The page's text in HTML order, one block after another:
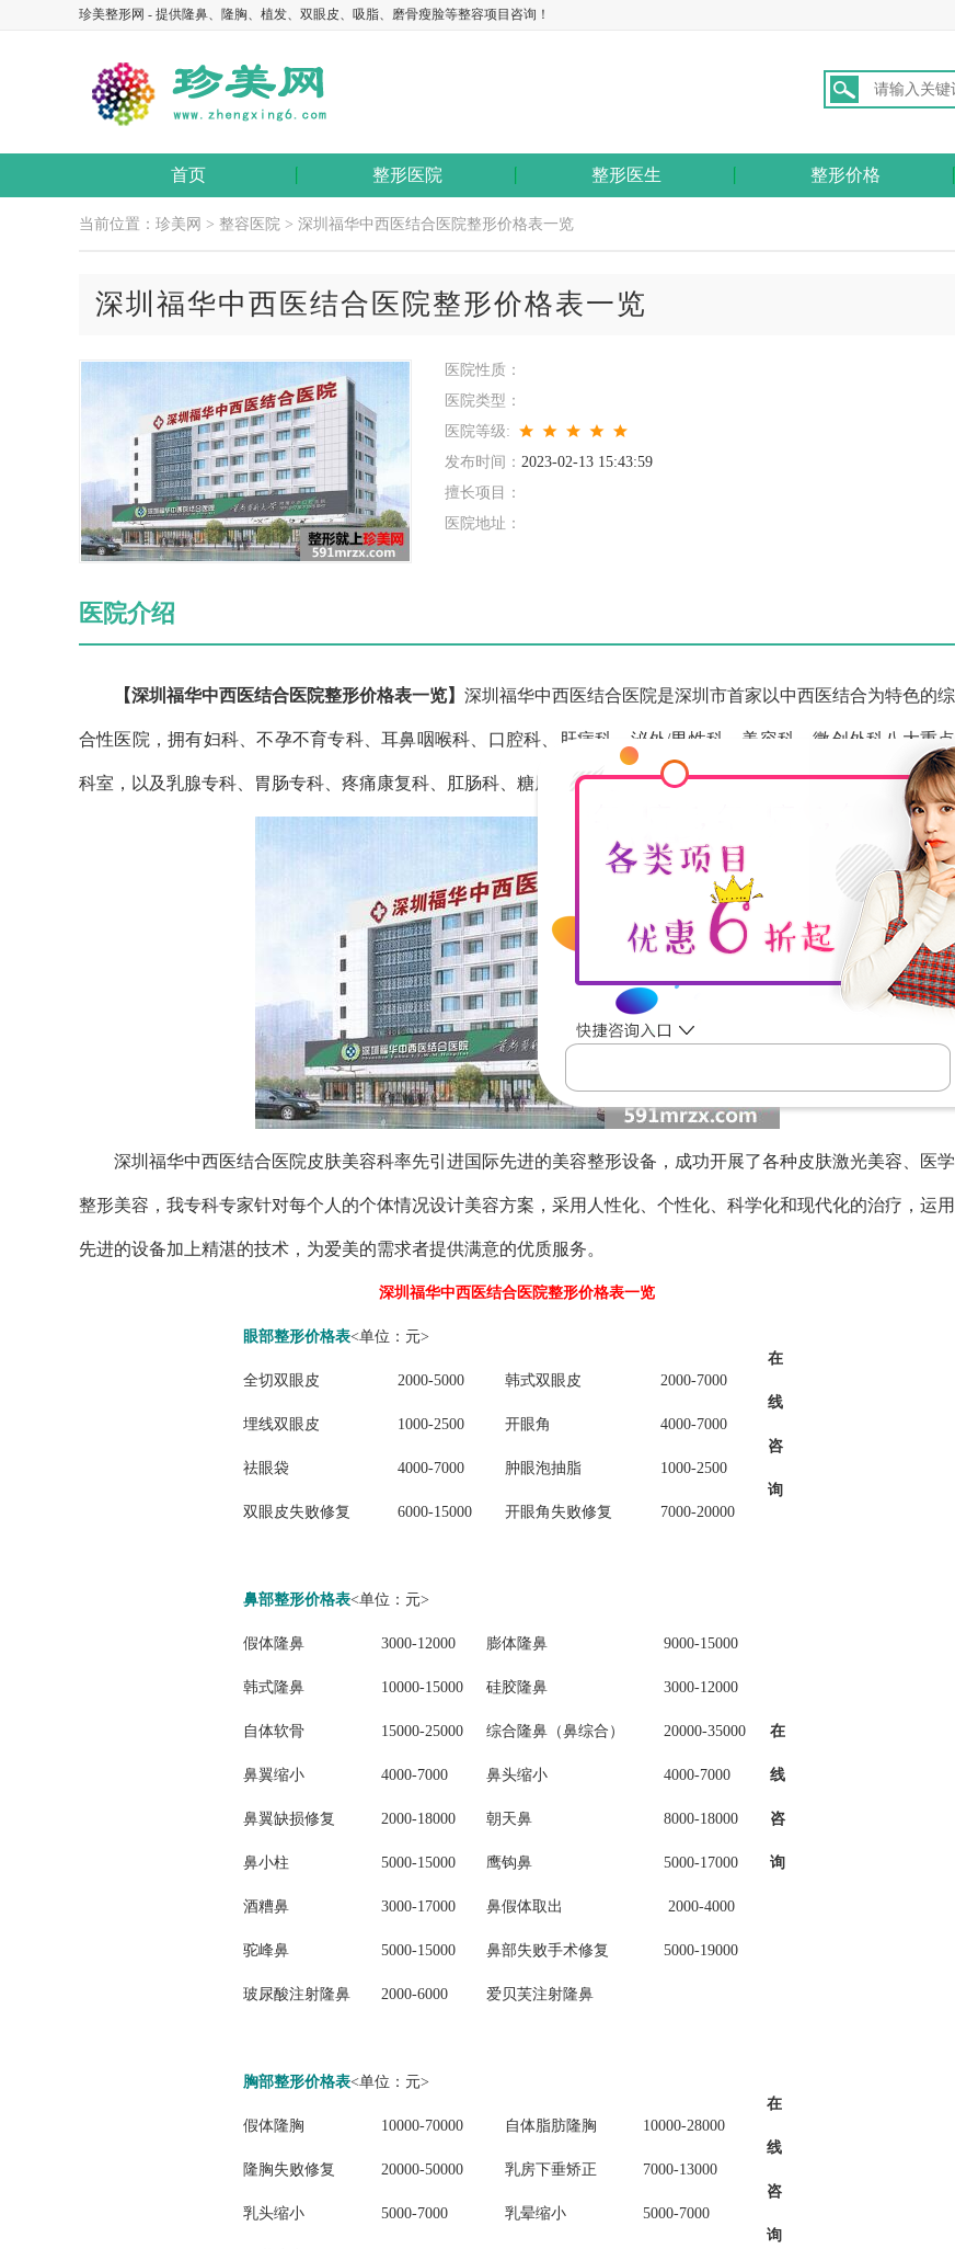
珍美整形网 - 提供隆鼻、隆胸、植发、双眼皮、吸脂、磨骨瘦脸等整容项目咨询！
首页 整形医院 整形医生 整形价格
当前位置： 珍美网 > 整容医院 > 深圳福华中西医结合医院整形价格表一览
深圳福华中西医结合医院整形价格表一览
医院性质：
医院类型：
医院等级:
发布时间： 2023-02-13 15:43:59
擅长项目：
医院地址：
医院介绍
【深圳福华中西医结合医院整形价格表一览】 深圳福华中西医结合医院是深圳市首家以中西医结合为特色的综
合性医院，拥有妇科、不孕不育专科、耳鼻咽喉科、口腔科、肝病科、泌外/男性科、美容科、微创外科八大重点
科室，以及乳腺专科、胃肠专科、疼痛康复科、肛肠科、糖尿病甲亢专科、失眠抑郁专科、皮肤科等特色专科。
深圳福华中西医结合医院皮肤美容科率先引进国际先进的美容整形设备，成功开展了各种皮肤激光美容、医学
整形美容，我专科专家针对每个人的个体情况设计美容方案，采用人性化、个性化、科学化和现代化的治疗，运用
先进的设备加上精湛的技术，为爱美的需求者提供满意的优质服务。
深圳福华中西医结合医院整形价格表一览
眼部整形价格表<单位：元>
在
线
咨
询
全切双眼皮 2000-5000 韩式双眼皮 2000-7000
埋线双眼皮 1000-2500 开眼角 4000-7000
祛眼袋 4000-7000 肿眼泡抽脂 1000-2500
双眼皮失败修复 6000-15000 开眼角失败修复 7000-20000
鼻部整形价格表<单位：元>
在
线
咨
询
假体隆鼻 3000-12000 膨体隆鼻 9000-15000
韩式隆鼻 10000-15000 硅胶隆鼻 3000-12000
自体软骨 15000-25000 综合隆鼻（鼻综合） 20000-35000
鼻翼缩小 4000-7000 鼻头缩小 4000-7000
鼻翼缺损修复 2000-18000 朝天鼻 8000-18000
鼻小柱 5000-15000 鹰钩鼻 5000-17000
酒糟鼻 3000-17000 鼻假体取出 2000-4000
驼峰鼻 5000-15000 鼻部失败手术修复 5000-19000
玻尿酸注射隆鼻 2000-6000 爱贝芙注射隆鼻
胸部整形价格表<单位：元>
在
线
咨
询
假体隆胸 10000-70000 自体脂肪隆胸 10000-28000
隆胸失败修复 20000-50000 乳房下垂矫正 7000-13000
乳头缩小 5000-7000 乳晕缩小 5000-7000